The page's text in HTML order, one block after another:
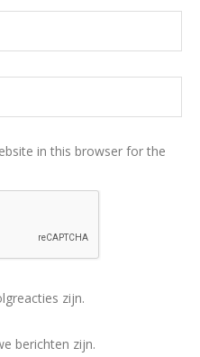
in this browser for the
zijn.
berichten zijn.